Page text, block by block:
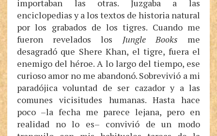
importaban las otras. Juzgaba a las
enciclopedias y a los textos de historia natural
por los grabados de los tigres. Cuando me
fueron revelados los Jungle Books me
desagradó que Shere Khan, el tigre, fuera el
enemigo del héroe. A lo largo del tiempo, ese
curioso amor no me abandonó. Sobrevivió a mi
paradójica voluntad de ser cazador y a las
comunes vicisitudes humanas. Hasta hace
poco –la fecha me parece lejana, pero en
realidad no lo es– convivió de un modo